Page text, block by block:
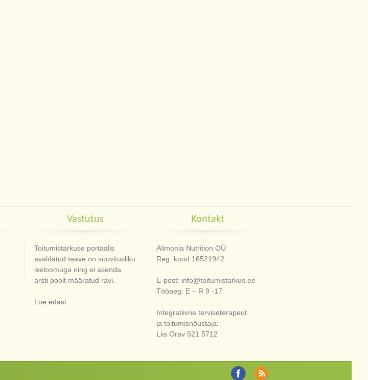
Vastutus
Toitumistarkuse portaalis
avaldatud teave on soovitusliku
iseloomuga ning ei asenda
arsti poolt määratud ravi.
Loe edasi...
Kontakt
Alimonia Nutrition OÜ
Reg. kood 16521942
E-post: info@toitumistarkus.ee
Tööaeg: E – R 9 -17
Integratiivne terviseterapeut
ja toitumisnõustaja:
Liis Orav 521 5712